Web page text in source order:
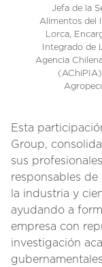
Jefa de la
Alimentos del
Lorca,
Integrado de
Agencia
Esta
Group,
sus
responsables
la industria y
ayudando a
empresa con
investigación